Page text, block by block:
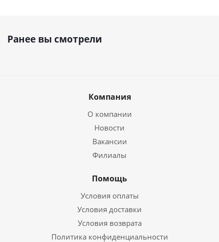
Ранее вы смотрели
Компания
О компании
Новости
Вакансии
Филиалы
Помощь
Условия оплаты
Условия доставки
Условия возврата
Политика конфиденциальности